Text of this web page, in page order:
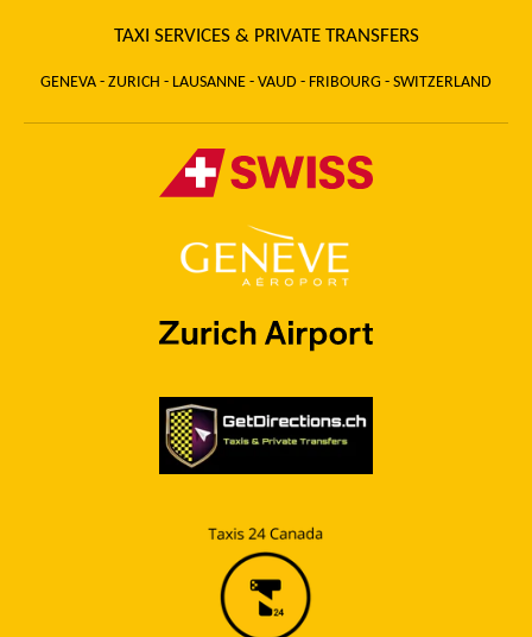
TAXI SERVICES & PRIVATE TRANSFERS
GENEVA - ZURICH - LAUSANNE - VAUD - FRIBOURG - SWITZERLAND